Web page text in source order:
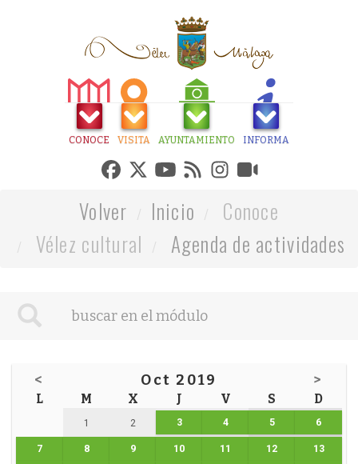
CONOCE VISITA AYUNTAMIENTO INFORMA
Volver Inicio
Conoce
Vélez cultural
Agenda de actividades
< Oct 2019 >
L M X J V S D
1 2 3 4 5 6
7 8 9 10 11 12 13